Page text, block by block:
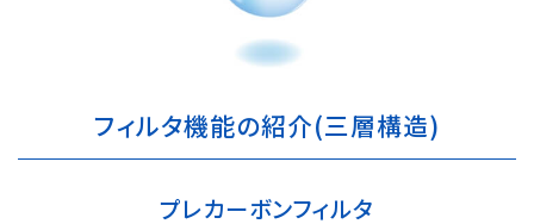
フィルタ機能の紹介(三層構造)
プレカーボンフィルタ